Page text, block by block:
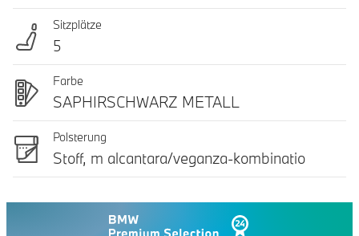
Sitzplätze
5
Farbe
SAPHIRSCHWARZ METALL
Polsterung
Stoff, m alcantara/veganza-kombinatio